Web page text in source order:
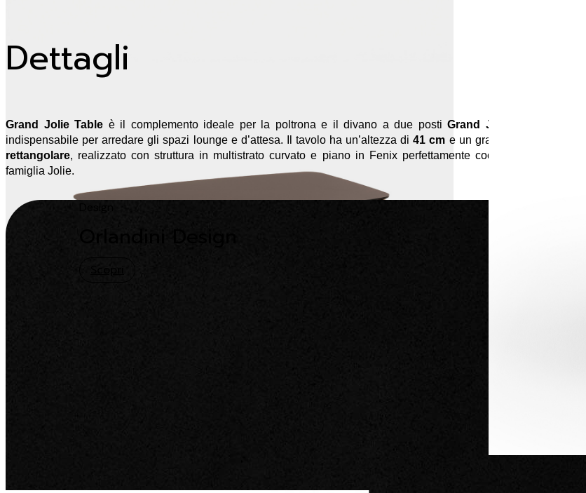
Dettagli
Grand Jolie Table è il complemento ideale per la poltrona e il divano a due postiGrand Jolie
indispensabile per arredare gli spazi lounge e d’attesa. Il tavolo ha un’altezza di41 cm e un grande
rettangolare, realizzato con struttura in multistrato curvato e piano in Fenix perfettamente coordinato con tutta la
famiglia Jolie.
Orlandini Design